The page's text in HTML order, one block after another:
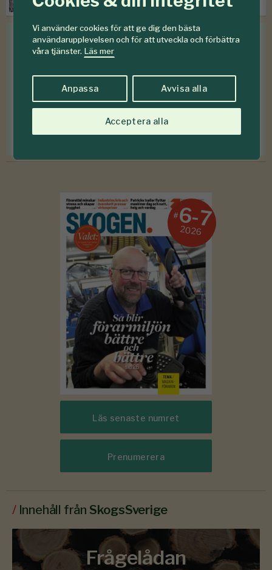
Vi använder cookies för att ge dig den bästa
användarupplevelsen och för att utveckla och förbättra
våra tjänster. Läs mer
Anpassa Avvisa alla
Acceptera alla
Medlemsförmåner
Som medlem iFöreningen Skogenfår du en rad
dagen.
Förmåner för dig som är medlem
#6-7
2026
Läs senaste numret
Prenumerera
/ Innehåll från SkogsSverige
Frågelådan